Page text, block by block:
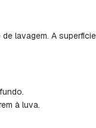
lavagem. A
à luva.